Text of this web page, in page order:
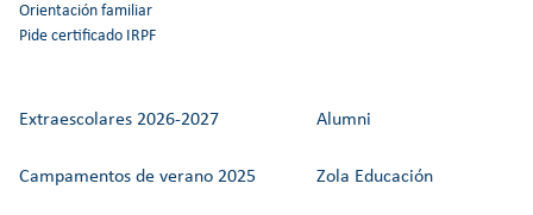
Orientación familiar
Pide certificado IRPF
Extraescolares 2026-2027
Campamentos de verano 2025
Alumni
Zola Educación